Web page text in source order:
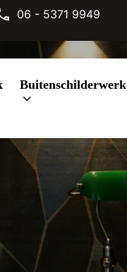
06 - 5371 9949
Buitenschilderwerk